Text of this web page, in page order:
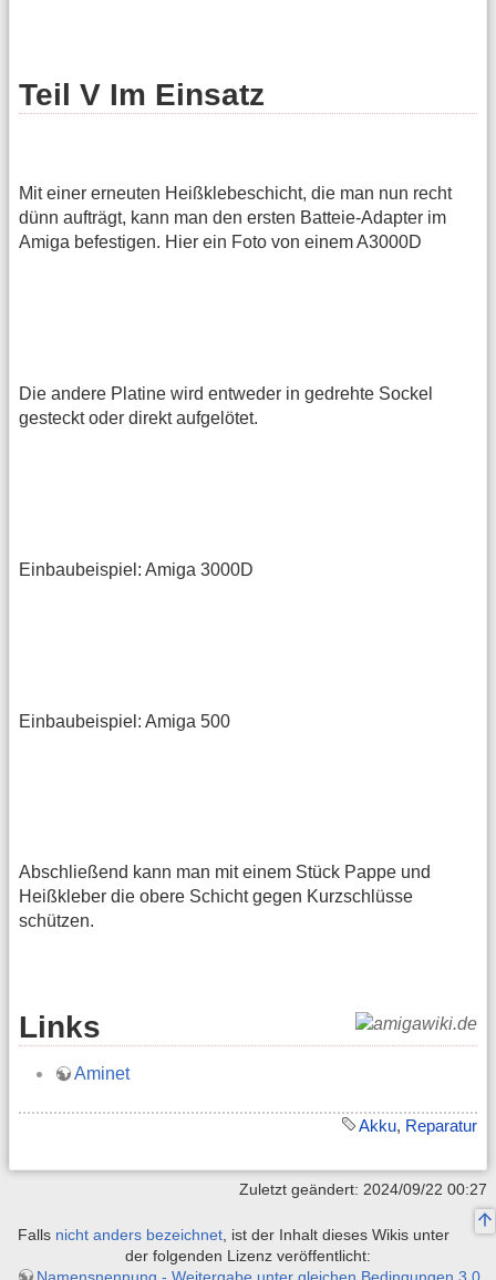
Teil V Im Einsatz
Mit einer erneuten Heißklebeschicht, die man nun recht
dünn aufträgt, kann man den ersten Batteie-Adapter im
Amiga befestigen. Hier ein Foto von einem A3000D
Die andere Platine wird entweder in gedrehte Sockel
gesteckt oder direkt aufgelötet.
Einbaubeispiel: Amiga 3000D
Einbaubeispiel: Amiga 500
Abschließend kann man mit einem Stück Pappe und
Heißkleber die obere Schicht gegen Kurzschlüsse
schützen.
Links
Aminet
Akku, Reparatur
Zuletzt geändert: 2024/09/22 00:27
Falls nicht anders bezeichnet, ist der Inhalt dieses Wikis unter
der folgenden Lizenz veröffentlicht: